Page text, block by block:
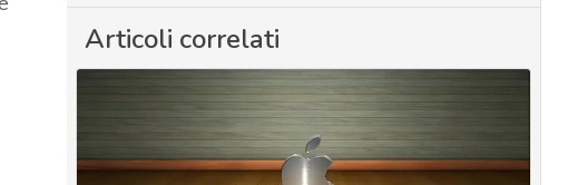
Articoli correlati